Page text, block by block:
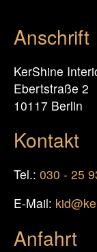
Anschrift
KerShine
Ebertstraße 2
10117 Berlin
Kontakt
Tel.:030 - 25
E-Mail:
Anfahrt